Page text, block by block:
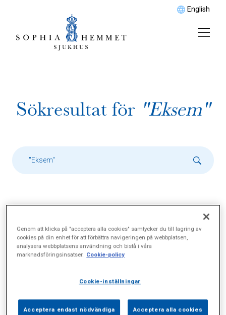
English
Sökresultat för "Eksem"
Alla (9) Vårdgivare (3) Specialister (0)
Sidor (0) Press (0) Sophianytt (0)
Vårdgivare
Genom att klicka på "acceptera alla cookies" samtycker du till lagring av
cookies på din enhet för att förbättra navigeringen på webbplatsen,
analysera webbplatsens användning och bistå i våra
marknadsföringsinsatser. Cookie-policy
Cookie-inställningar
Acceptera endast nödvändiga Acceptera alla cookies